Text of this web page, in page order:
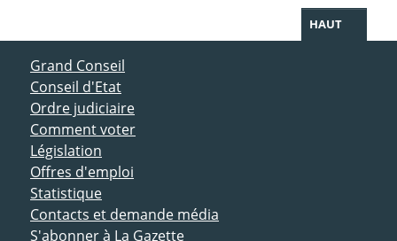
HAUT
ACCÈS DIRECT
Grand Conseil
Conseil d'Etat
Ordre judiciaire
Comment voter
Législation
Offres d'emploi
Statistique
Contacts et demande média
S'abonner à La Gazette